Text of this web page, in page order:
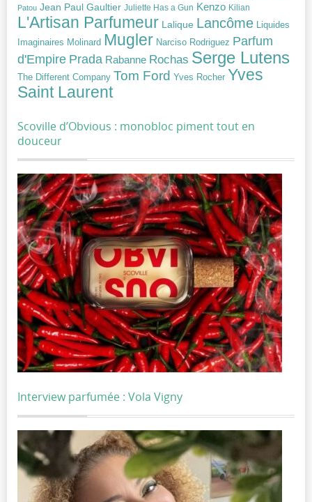
Patou Jean Paul Gaultier Juliette Has a Gun Kenzo Kilian
L'Artisan Parfumeur Lalique Lancôme
Liquides
Imaginaires Molinard Mugler Narciso Rodriguez Parfum
d'Empire Prada Rabanne Rochas Serge Lutens
The Different Company Tom Ford Yves Rocher Yves
Saint Laurent
Scoville d’Obvious : monobloc piment tout en
douceur
Interview parfumée : Vola Vigny